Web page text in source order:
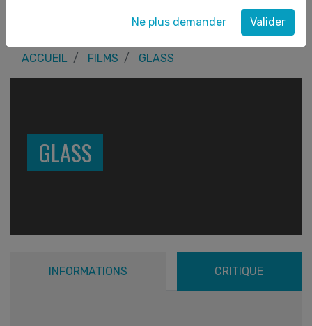
ACCUEIL FILMS GLASS
GLASS
INFORMATIONS CRITIQUE
Ne plus demander Valider